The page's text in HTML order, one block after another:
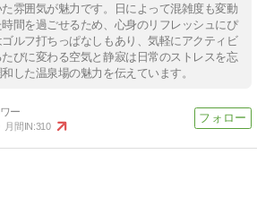
雰囲気が魅力です。日によって混雑度も変動
間を過ごせるため、心身のリフレッシュにぴ
ルフ打ちっぱなしもあり、気軽にアクティビ
びに変わる空気と静寂は日常のストレスを忘
した温泉場の魅力を伝えています。
月間IN:310